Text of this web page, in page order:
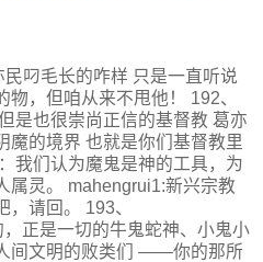
叼毛长的咋样 只是一直听说
，但咱从来不甩他！ 192、
是也很崇尚正信的基督教 葛亦
魔的境界 也就是你们基督教里
我们认为魔鬼是神的工具，为
属灵。 mahengrui1:新兴宗教
请回。 193、
正是一切的牛鬼蛇神、小鬼小
间文明的败类们 ——你的那所